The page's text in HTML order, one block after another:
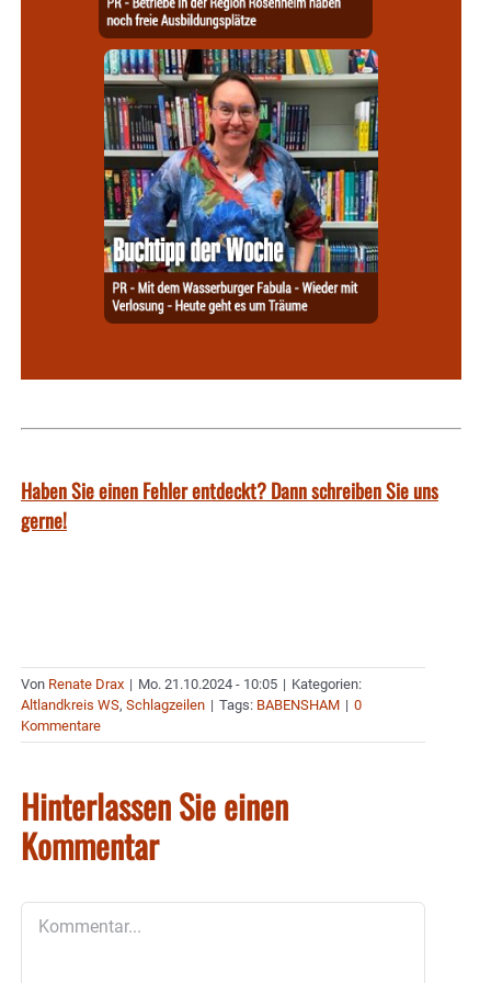
Haben Sie einen Fehler entdeckt? Dann schreiben Sie uns
gerne!
Von Renate Drax | Mo. 21.10.2024 - 10:05 | Kategorien:
Altlandkreis WS, Schlagzeilen | Tags: BABENSHAM | 0
Kommentare
Hinterlassen Sie einen
Kommentar